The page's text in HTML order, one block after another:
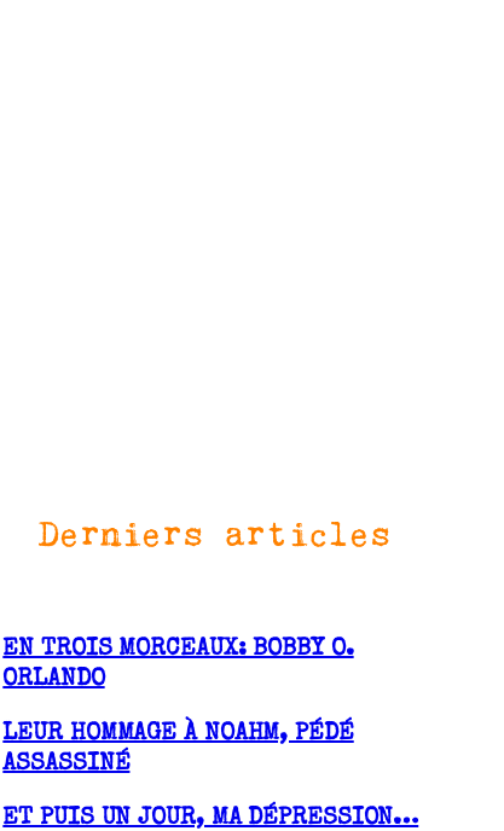
Derniers articles
EN TROIS MORCEAUX: BOBBY O.
ORLANDO
LEUR HOMMAGE À NOAHM, PÉDÉ
ASSASSINÉ
ET PUIS UN JOUR, MA DÉPRESSION…